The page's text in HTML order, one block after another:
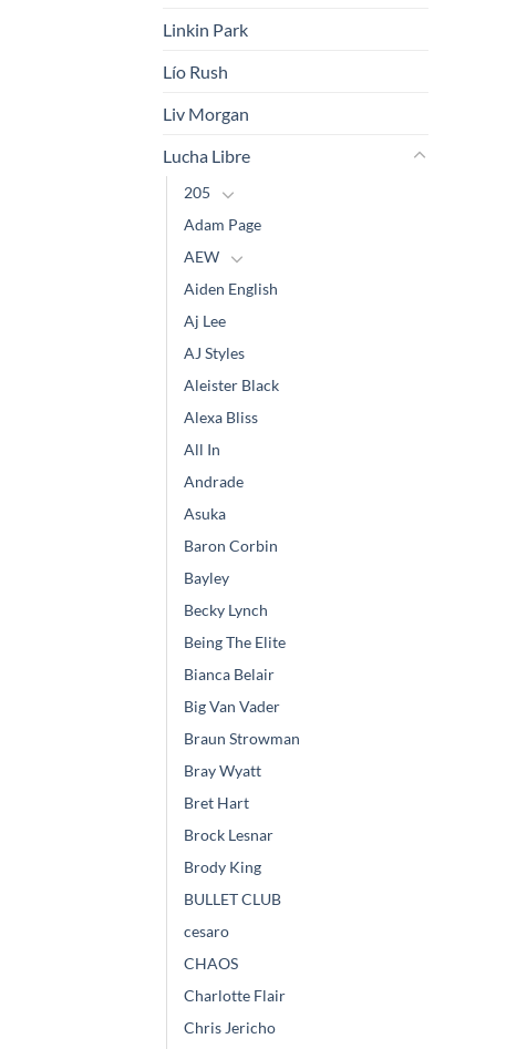
Linkin Park
Lío Rush
Liv Morgan
Lucha Libre
205
Adam Page
AEW
Aiden English
Aj Lee
AJ Styles
Aleister Black
Alexa Bliss
All In
Andrade
Asuka
Baron Corbin
Bayley
Becky Lynch
Being The Elite
Bianca Belair
Big Van Vader
Braun Strowman
Bray Wyatt
Bret Hart
Brock Lesnar
Brody King
BULLET CLUB
cesaro
CHAOS
Charlotte Flair
Chris Jericho